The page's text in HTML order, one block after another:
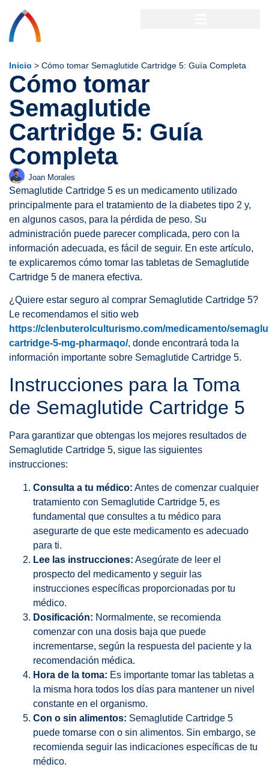
Inicio > Cómo tomar Semaglutide Cartridge 5: Guía Completa
Cómo tomar
Semaglutide
Cartridge 5: Guía
Completa
Joan Morales
Semaglutide Cartridge 5 es un medicamento utilizado
principalmente para el tratamiento de la diabetes tipo 2 y,
en algunos casos, para la pérdida de peso. Su
administración puede parecer complicada, pero con la
información adecuada, es fácil de seguir. En este artículo,
te explicaremos cómo tomar las tabletas de Semaglutide
Cartridge 5 de manera efectiva.
¿Quiere estar seguro al comprar Semaglutide Cartridge 5?
Le recomendamos el sitio web
https://clenbuterolculturismo.com/medicamento/
cartridge-5-mg-pharmaqo/, donde encontrará toda la
información importante sobre Semaglutide Cartridge 5.
Instrucciones para la Toma
de Semaglutide Cartridge 5
Para garantizar que obtengas los mejores resultados de
Semaglutide Cartridge 5, sigue las siguientes
instrucciones:
Consulta a tu médico: Antes de comenzar cualquier
tratamiento con Semaglutide Cartridge 5, es
fundamental que consultes a tu médico para
asegurarte de que este medicamento es adecuado
para ti.
Lee las instrucciones: Asegúrate de leer el
prospecto del medicamento y seguir las
instrucciones específicas proporcionadas por tu
médico.
Dosificación: Normalmente, se recomienda
comenzar con una dosis baja que puede
incrementarse, según la respuesta del paciente y la
recomendación médica.
Hora de la toma: Es importante tomar las tabletas a
la misma hora todos los días para mantener un nivel
constante en el organismo.
Con o sin alimentos: Semaglutide Cartridge 5
puede tomarse con o sin alimentos. Sin embargo, se
recomienda seguir las indicaciones específicas de tu
médico.